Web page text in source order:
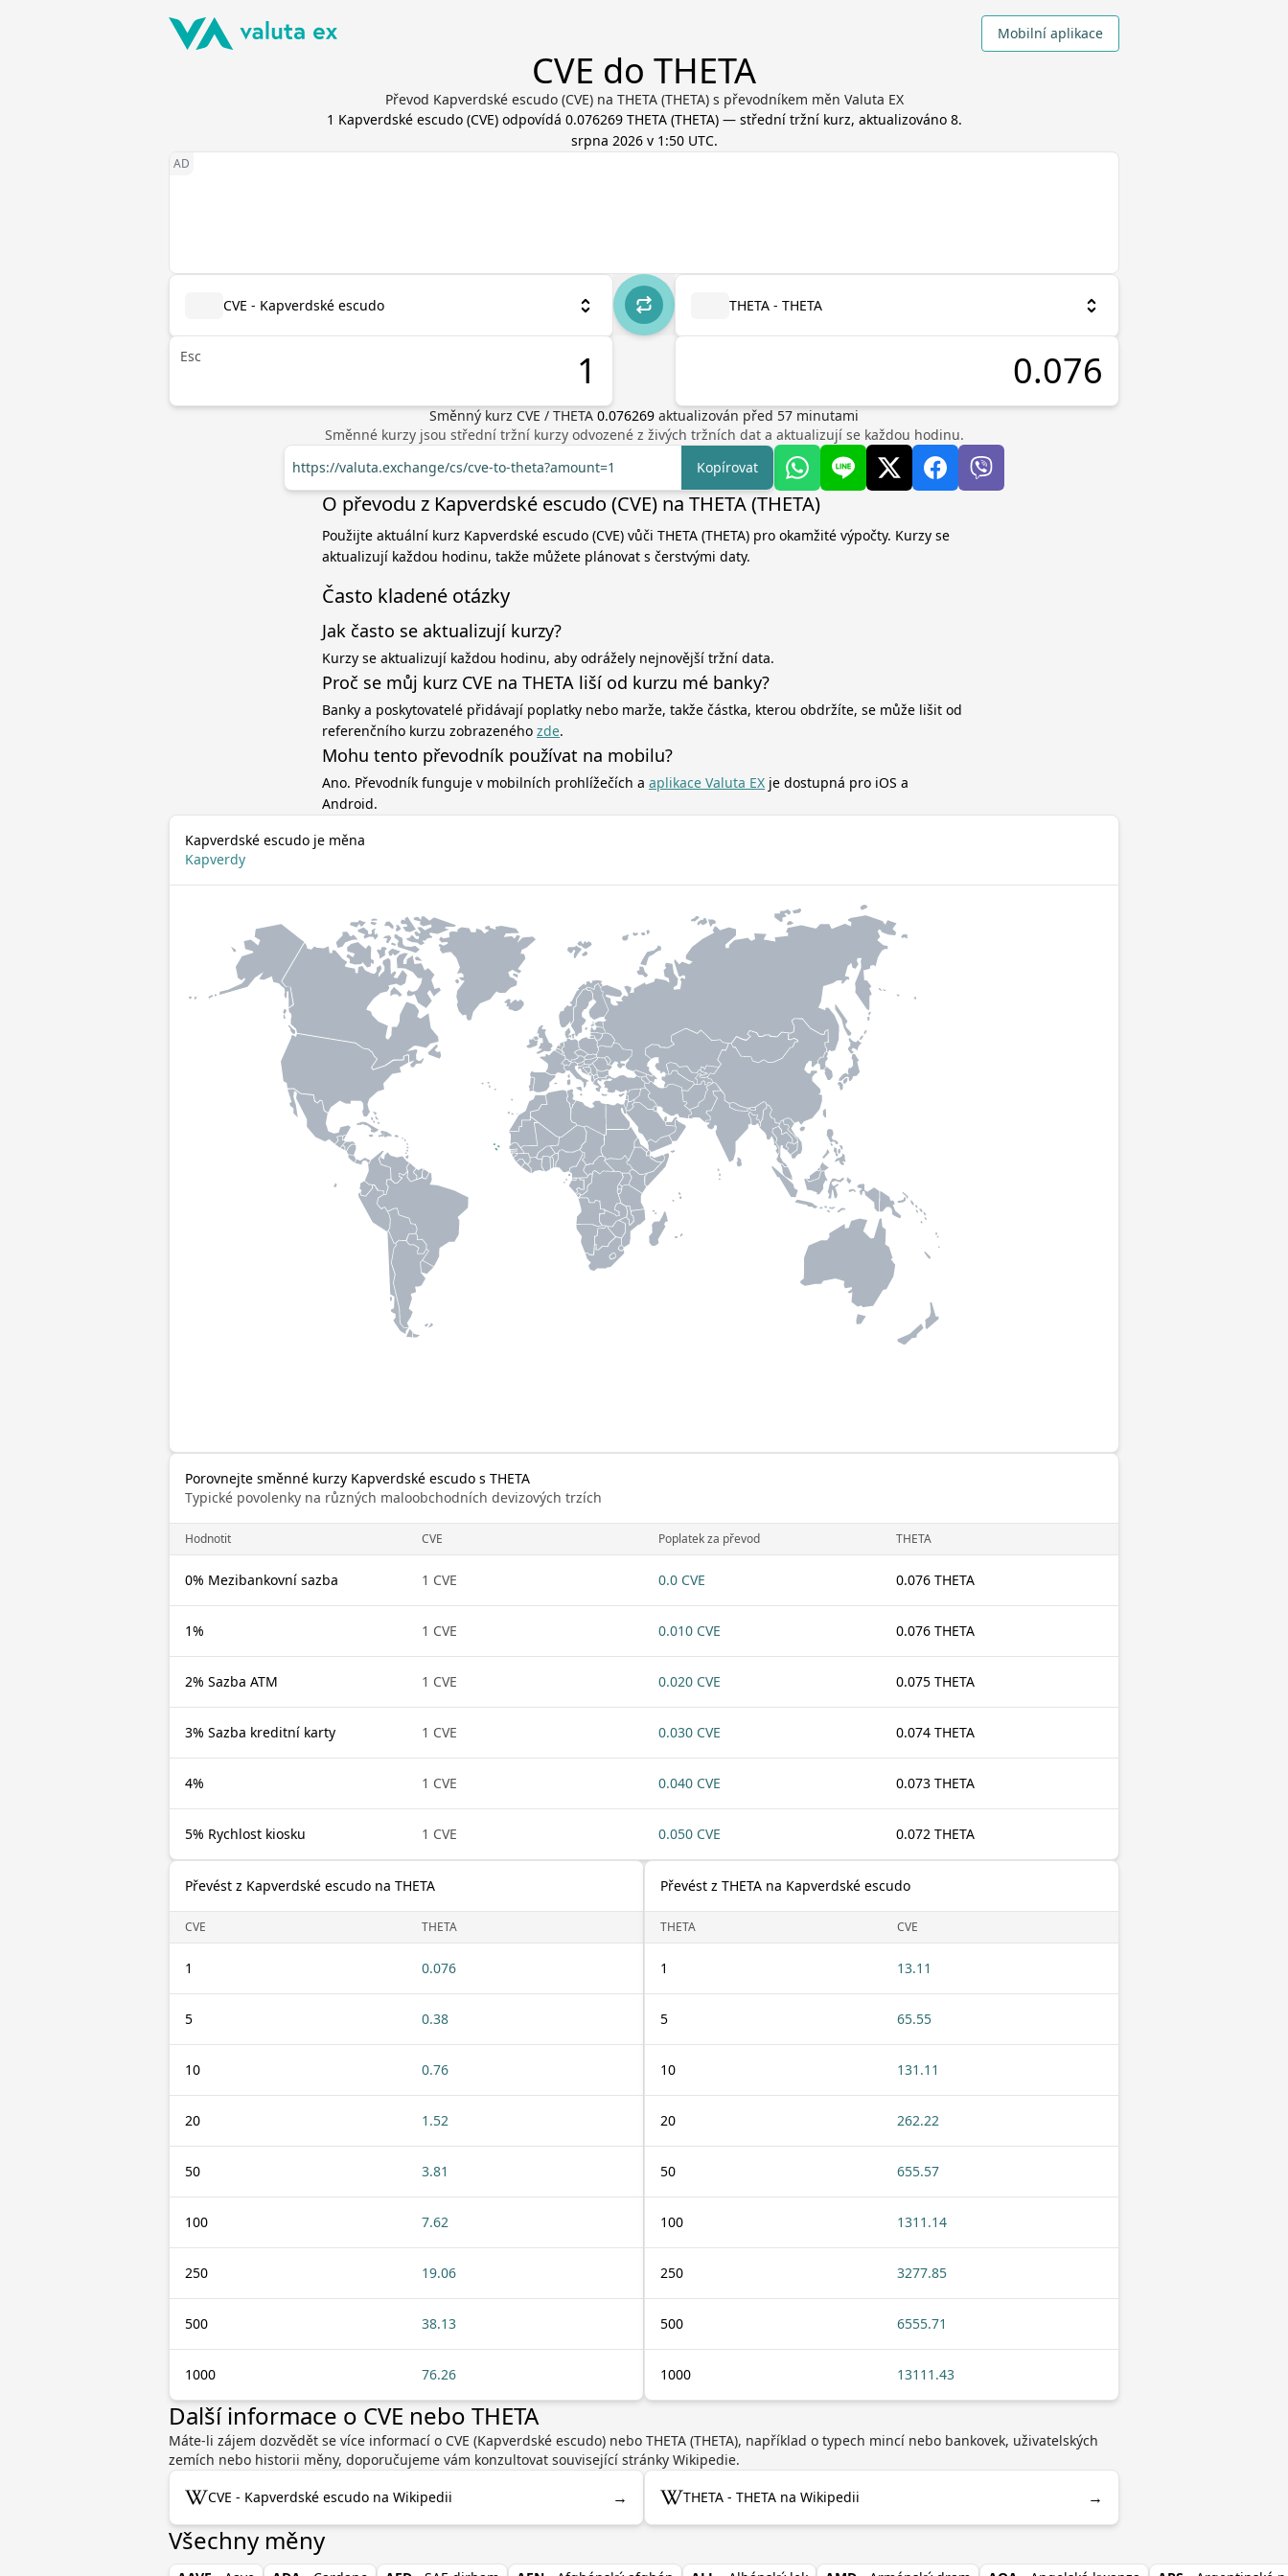
Mobilní aplikace
CVE do THETA
Převod Kapverdské escudo (CVE) na THETA (THETA) s převodníkem měn Valuta EX
1 Kapverdské escudo(CVE) odpovídá 0.076269 THETA(THETA) — střední tržní kurz, aktualizováno 8.
srpna 2026 v 1:50 UTC.
CVE - Kapverdské escudo
Esc
THETA - THETA
Směnný kurz CVE / THETA 0.076269 aktualizován před 57 minutami
Směnné kurzy jsou střední tržní kurzy odvozené z živých tržních dat a aktualizují se každou hodinu.
https://valuta.exchange/cs/cve-to-theta?amount=1
Kopírovat
O převodu z Kapverdské escudo (CVE) na THETA (THETA)
Použijte aktuální kurz Kapverdské escudo (CVE) vůči THETA (THETA) pro okamžité výpočty. Kurzy se
aktualizují každou hodinu, takže můžete plánovat s čerstvými daty.
Často kladené otázky
Jak často se aktualizují kurzy?
Kurzy se aktualizují každou hodinu, aby odrážely nejnovější tržní data.
Proč se můj kurz CVE na THETA liší od kurzu mé banky?
Banky a poskytovatelé přidávají poplatky nebo marže, takže částka, kterou obdržíte, se může lišit od
referenčního kurzu zobrazeného zde.
Mohu tento převodník používat na mobilu?
Ano. Převodník funguje v mobilních prohlížečích a aplikace Valuta EX je dostupná pro iOS a
Android.
Kapverdské escudo je měna
Kapverdy
Porovnejte směnné kurzy Kapverdské escudo s THETA
Typické povolenky na různých maloobchodních devizových trzích
Hodnotit CVE Poplatek za převod THETA
0% Mezibankovní sazba 1 CVE 0.0 CVE 0.076 THETA
1% 1 CVE 0.010 CVE 0.076 THETA
2% Sazba ATM 1 CVE 0.020 CVE 0.075 THETA
3% Sazba kreditní karty 1 CVE 0.030 CVE 0.074 THETA
4% 1 CVE 0.040 CVE 0.073 THETA
5% Rychlost kiosku 1 CVE 0.050 CVE 0.072 THETA
Převést z Kapverdské escudo na THETA
CVE THETA
1 0.076
5 0.38
10 0.76
20 1.52
50 3.81
100 7.62
250 19.06
500 38.13
1000 76.26
Převést z THETA na Kapverdské escudo
THETA CVE
1 13.11
5 65.55
10 131.11
20 262.22
50 655.57
100 1311.14
250 3277.85
500 6555.71
1000 13111.43
Další informace o CVE nebo THETA
Máte-li zájem dozvědět se více informací o CVE (Kapverdské escudo) nebo THETA (THETA), například o typech mincí nebo bankovek, uživatelských
zemích nebo historii měny, doporučujeme vám konzultovat související stránky Wikipedie.
CVE - Kapverdské escudo na Wikipedii → THETA - THETA na Wikipedii →
Všechny měny